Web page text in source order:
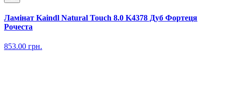
Ламінат Kaindl Natural Touch 8.0 K4378 Дуб Фортеця
Рочеста
853.00 грн.